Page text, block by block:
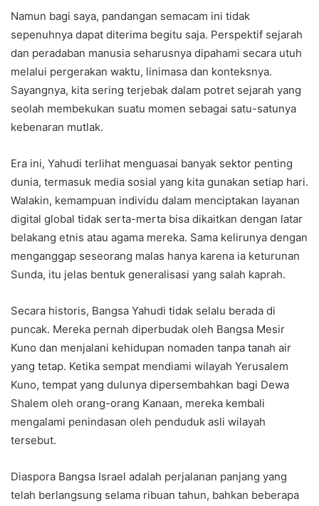
Namun bagi saya, pandangan semacam ini tidak
sepenuhnya dapat diterima begitu saja. Perspektif sejarah
dan peradaban manusia seharusnya dipahami secara utuh
melalui pergerakan waktu, linimasa dan konteksnya.
Sayangnya, kita sering terjebak dalam potret sejarah yang
seolah membekukan suatu momen sebagai satu-satunya
kebenaran mutlak.
Era ini, Yahudi terlihat menguasai banyak sektor penting
dunia, termasuk media sosial yang kita gunakan setiap hari.
Walakin, kemampuan individu dalam menciptakan layanan
digital global tidak serta-merta bisa dikaitkan dengan latar
belakang etnis atau agama mereka. Sama kelirunya dengan
menganggap seseorang malas hanya karena ia keturunan
Sunda, itu jelas bentuk generalisasi yang salah kaprah.
Secara historis, Bangsa Yahudi tidak selalu berada di
puncak. Mereka pernah diperbudak oleh Bangsa Mesir
Kuno dan menjalani kehidupan nomaden tanpa tanah air
yang tetap. Ketika sempat mendiami wilayah Yerusalem
Kuno, tempat yang dulunya dipersembahkan bagi Dewa
Shalem oleh orang-orang Kanaan, mereka kembali
mengalami penindasan oleh penduduk asli wilayah
tersebut.
Diaspora Bangsa Israel adalah perjalanan panjang yang
telah berlangsung selama ribuan tahun, bahkan beberapa